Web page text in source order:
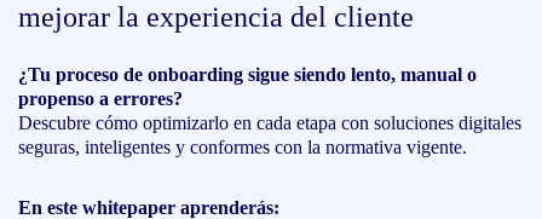
mejorar la experiencia del cliente
¿Tu proceso de onboarding sigue siendo lento, manual o
propenso a errores?
Descubre cómo optimizarlo en cada etapa con soluciones digitales
seguras, inteligentes y conformes con la normativa vigente.
En este whitepaper aprenderás: